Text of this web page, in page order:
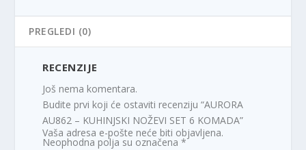
PREGLEDI (0)
RECENZIJE
Još nema komentara.
Budite prvi koji će ostaviti recenziju “AURORA
AU862 – KUHINJSKI NOŽEVI SET 6 KOMADA”
Vaša adresa e-pošte neće biti objavljena.
Neophodna polja su označena*